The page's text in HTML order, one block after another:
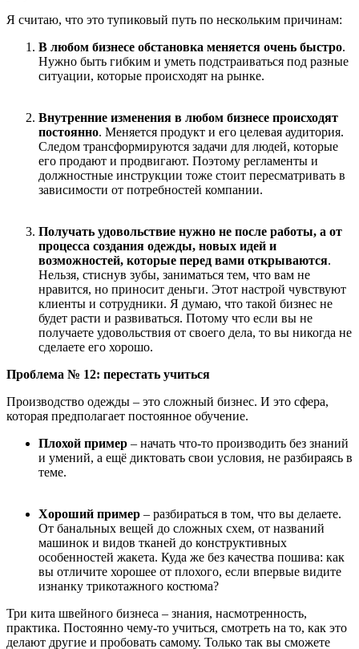
Я считаю, что это тупиковый путь по нескольким причинам:
В любом бизнесе обстановка меняется очень быстро.
Нужно быть гибким и уметь подстраиваться под разные
ситуации, которые происходят на рынке.
Внутренние изменения в любом бизнесе происходят
постоянно. Меняется продукт и его целевая аудитория.
Следом трансформируются задачи для людей, которые
его продают и продвигают. Поэтому регламенты и
должностные инструкции тоже стоит пересматривать в
зависимости от потребностей компании.
Получать удовольствие нужно не после работы, а от
процесса создания одежды, новых идей и
возможностей, которые перед вами открываются.
Нельзя, стиснув зубы, заниматься тем, что вам не
нравится, но приносит деньги. Этот настрой чувствуют
клиенты и сотрудники. Я думаю, что такой бизнес не
будет расти и развиваться. Потому что если вы не
получаете удовольствия от своего дела, то вы никогда не
сделаете его хорошо.
Проблема № 12: перестать учиться
Производство одежды – это сложный бизнес. И это сфера,
которая предполагает постоянное обучение.
Плохой пример – начать что-то производить без знаний
и умений, а ещё диктовать свои условия, не разбираясь в
теме.
Хороший пример – разбираться в том, что вы делаете.
От банальных вещей до сложных схем, от названий
машинок и видов тканей до конструктивных
особенностей жакета. Куда же без качества пошива: как
вы отличите хорошее от плохого, если впервые видите
изнанку трикотажного костюма?
Три кита швейного бизнеса – знания, насмотренность,
практика. Постоянно чему-то учиться, смотреть на то, как это
делают другие и пробовать самому. Только так вы сможете